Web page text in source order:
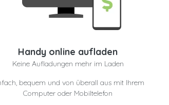
Handy online aufladen
Keine Aufladungen mehr im Laden
bequem und von überall aus mit Ihrem
Computer oder Mobiltelefon